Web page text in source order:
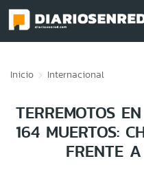
Inicio Internacional
TERREMOTOS
164 MUERTOS:
FRENTE